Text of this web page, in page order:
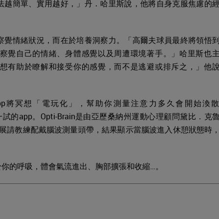
簡單、實用越好，」丹．哈里斯說，他將自身克服焦慮的
情緒狀況，而在於培養洞察力。「高爾夫球員最終將領悟到
覺自己的情緒、身體感覺以及周遭環境著手。」哈里斯也
有助於瞭解和接受你的感覺，而不是逃避或排斥之，」他說
冥想「電玩化」，幫助你測量注意力多久會開始渙散
的app。Opti-Brain是由亞歷桑納州運動心理顧問黛比．克
請教練配戴腦波測量頭帶，結果顯示當腦波進入休憩狀態時
的呼吸，體會氣流進出、胸部擴張和收縮…。